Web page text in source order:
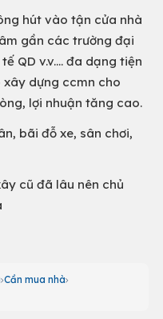
hút vào tận cửa nhà
gần các trường đại
QD v.v.... đa dạng tiện
dựng ccmn cho
lợi nhuận tăng cao.
bãi đỗ xe, sân chơi,
cũ đã lâu nên chủ
Cần mua nhà